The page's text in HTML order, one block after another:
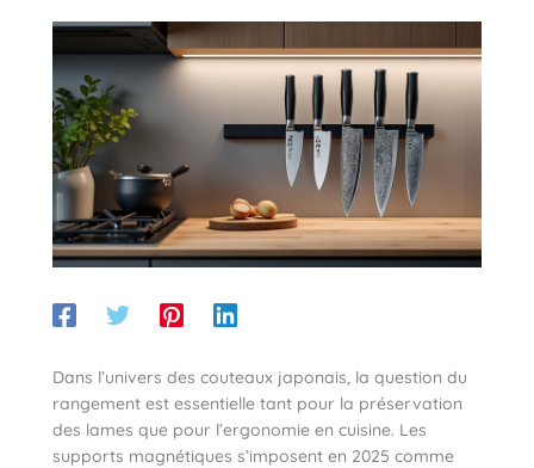
Dans l’univers des couteaux japonais, la question du
rangement est essentielle tant pour la préservation
des lames que pour l’ergonomie en cuisine. Les
supports magnétiques s’imposent en 2025 comme